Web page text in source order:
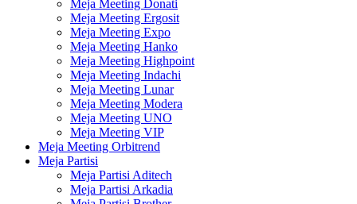
Meja Meeting Donati
Meja Meeting Ergosit
Meja Meeting Expo
Meja Meeting Hanko
Meja Meeting Highpoint
Meja Meeting Indachi
Meja Meeting Lunar
Meja Meeting Modera
Meja Meeting UNO
Meja Meeting VIP
Meja Meeting Orbitrend
Meja Partisi
Meja Partisi Aditech
Meja Partisi Arkadia